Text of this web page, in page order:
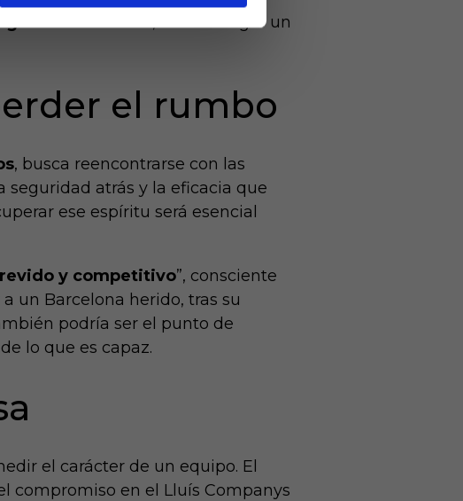
desde 1975, cuando logró un
el rumbo
, busca reencontrarse con las
atrás y la eficacia que
ese espíritu será esencial
y competitivo”, consciente
un Barcelona herido, tras su
podría ser el punto de
lo que es capaz.
el carácter de un equipo. El
compromiso en el Lluís Companys